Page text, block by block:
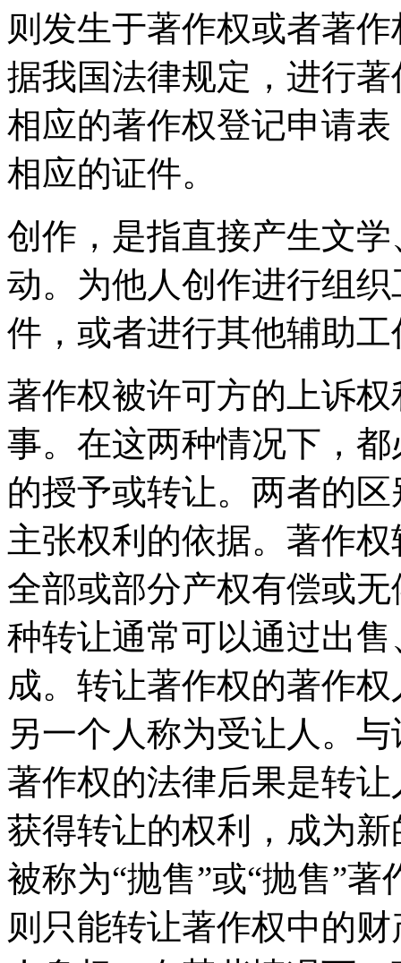
则发生于著作权或者著
据我国法律规定，进行
相应的著作权登记申请
相应的证件。
创作，是指直接产生文
动。为他人创作进行组
件，或者进行其他辅助
著作权被许可方的上诉
事。在这两种情况下，
的授予或转让。两者的
主张权利的依据。著作
全部或部分产权有偿或
种转让通常可以通过出
成。转让著作权的著作
另一个人称为受让人。
著作权的法律后果是转
获得转让的权利，成为
被称为“抛售”或“抛售”
则只能转让著作权中的